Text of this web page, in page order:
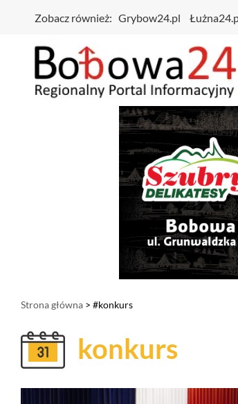
Zobacz również: Grybow24.pl
Strona główna > #konkurs
konkurs